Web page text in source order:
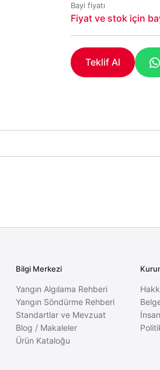
Bayi fiyatı
Fiyat ve stok için
Teklif Al
Bilgi Merkezi
Yangın Algılama Rehberi
Yangın Söndürme Rehberi
Standartlar ve Mevzuat
Blog / Makaleler
Ürün Kataloğu